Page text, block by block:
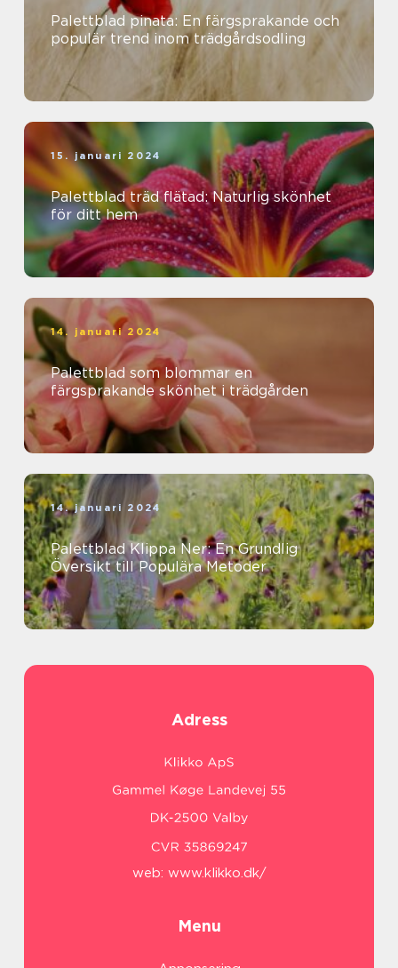
Palettblad pinata: En färgsprakande och
populär trend inom trädgårdsodling
15. januari 2024
Palettblad träd flätad: Naturlig skönhet
för ditt hem
14. januari 2024
Palettblad som blommar en
färgsprakande skönhet i trädgården
14. januari 2024
Palettblad Klippa Ner: En Grundlig
Översikt till Populära Metoder
Adress
web: www.klikko.dk/
Menu